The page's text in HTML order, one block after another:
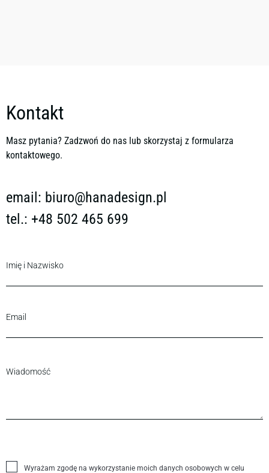
Kontakt
Masz pytania? Zadzwoń do nas lub skorzystaj z formularza
kontaktowego.
email: biuro@hanadesign.pl
tel.: +48 502 465 699
Wyrażam zgodę na wykorzystanie moich danych osobowych w celu